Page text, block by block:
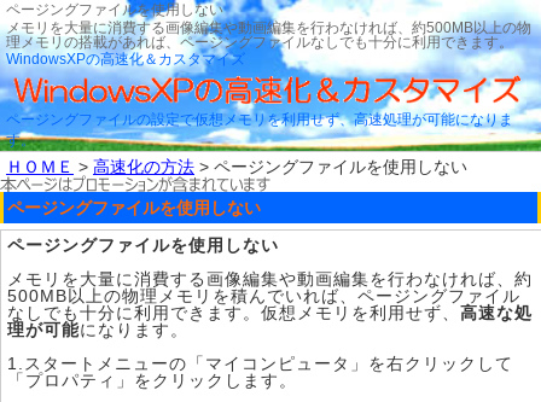
ページングファイルを使用しない
メモリを大量に消費する画像編集や動画編集を行わなければ、約500MB以上の物
理メモリの搭載があれば、ページングファイルなしでも十分に利用できます。
WindowsXPの高速化＆カスタマイズ
ページングファイルの設定で仮想メモリを利用せず、高速処理が可能になりま
す。
ＨＯＭＥ > 高速化の方法 > ページングファイルを使用しない
ページングファイルを使用しない
ページングファイルを使用しない
メモリを大量に消費する画像編集や動画編集を行わなければ、約
500MB以上の物理メモリを積んでいれば、ページングファイル
なしでも十分に利用できます。仮想メモリを利用せず、 高速な処
理が可能になります。
1.スタートメニューの「マイコンピュータ」を右クリックして
「プロパティ」をクリックします。